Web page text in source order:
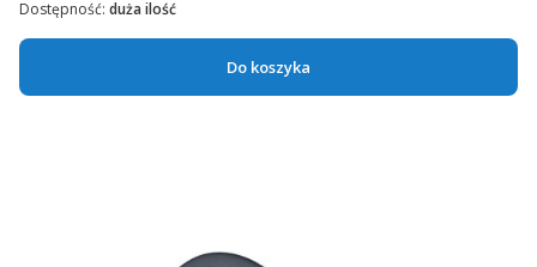
Do koszyka
Dostępność: duża ilość